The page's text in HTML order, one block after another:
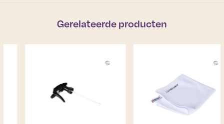
Gerelateerde producten